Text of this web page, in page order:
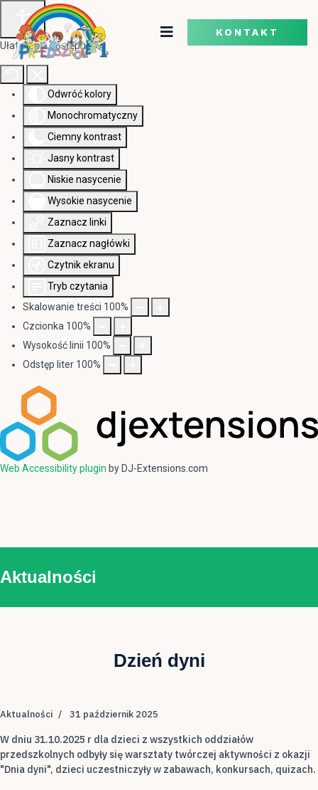
Ułatwienia dostępu
Odwróć kolory
Monochromatyczny
Ciemny kontrast
Jasny kontrast
Niskie nasycenie
Wysokie nasycenie
Zaznacz linki
Zaznacz nagłówki
Czytnik ekranu
Tryb czytania
Skalowanie treści 100%
Czcionka 100%
Wysokość linii 100%
Odstęp liter 100%
Web Accessibility plugin by DJ-Extensions.com
KONTAKT
Aktualności
Dzień dyni
Aktualności 31 październik 2025
W dniu 31.10.2025 r dla dzieci z wszystkich oddziałów
przedszkolnych odbyły się warsztaty twórczej aktywności z okazji
"Dnia dyni", dzieci uczestniczyły w zabawach, konkursach, quizach.